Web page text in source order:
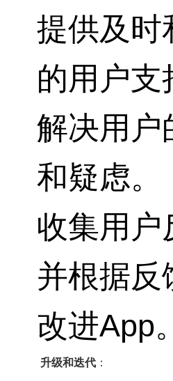
提供及时
的用户支
解决用户
和疑虑。
收集用户
并根据反
改进App。
升级和迭代：